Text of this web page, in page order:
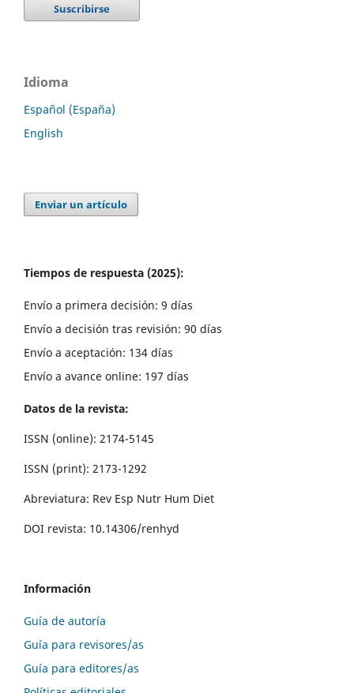
Idioma
Español (España)
English
Enviar un artículo
Tiempos de respuesta (2025):
Envío a primera decisión: 9 días
Envío a decisión tras revisión: 90 días
Envío a aceptación: 134 días
Envío a avance online: 197 días
Datos de la revista:
ISSN (online): 2174-5145
ISSN (print): 2173-1292
Abreviatura: Rev Esp Nutr Hum Diet
DOI revista: 10.14306/renhyd
Información
Guía de autoría
Guía para revisores/as
Guía para editores/as